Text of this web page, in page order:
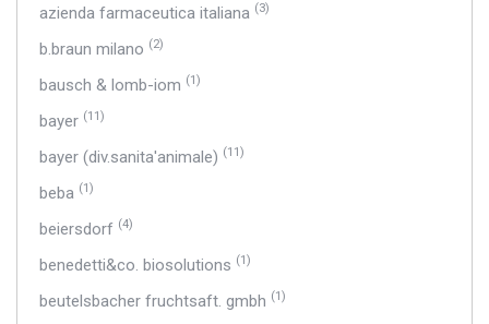
azienda farmaceutica italiana (3)
b.braun milano (2)
bausch & lomb-iom (1)
bayer (11)
bayer (div.sanita'animale) (11)
beba (1)
beiersdorf (4)
benedetti&co. biosolutions (1)
beutelsbacher fruchtsaft. gmbh (1)